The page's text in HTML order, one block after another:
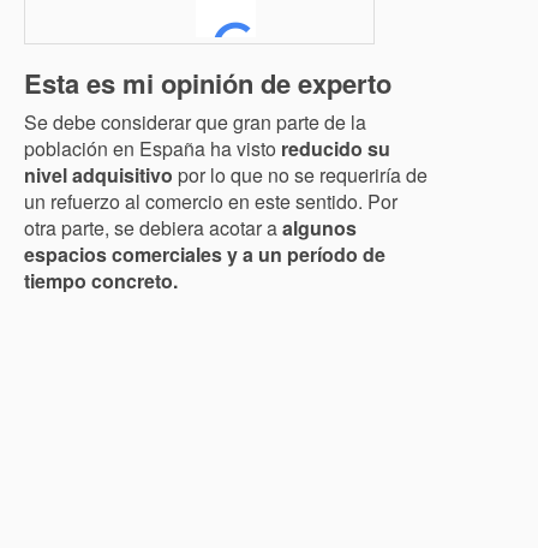
Esta es mi opinión de experto
Se debe considerar que gran parte de la
población en España ha visto reducido su
nivel adquisitivo por lo que no se requeriría de
un refuerzo al comercio en este sentido. Por
otra parte, se debiera acotar aalgunos
espacios comerciales y a un período de
tiempo concreto.